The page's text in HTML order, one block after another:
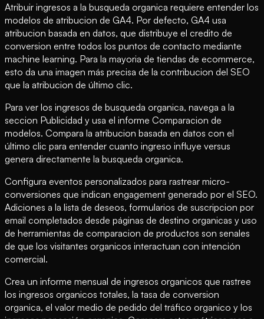
Atribuir ingresos a la busqueda organica requiere entender los
modelos de atribucion de GA4. Por defecto, GA4 usa
atribucion basada en datos, que distribuye el credito de
conversion entre todos los puntos de contacto mediante
machine learning. Para la mayoria de tiendas de ecommerce,
esto da una imagen más precisa de la contribucion del SEO
que la atribucion de último clic.
Para ver los ingresos de busqueda organica, navega a la
seccion Publicidad y usa el informe Comparacion de
modelos. Compara la atribucion basada en datos con el
último clic para entender cuanto ingreso influye versus
genera directamente la busqueda organica.
Configura eventos personalizados para rastrear micro-
conversiones que indican engagement generado por el SEO.
Adiciones a la lista de deseos, formularios de suscripcion por
email completados desde páginas de destino organicas y uso
de herramientas de comparacion de productos son senales
de que los visitantes organicos interactuan con intención
comercial.
Crea un informe mensual de ingresos organicos que rastree
los ingresos organicos totales, la tasa de conversion
organica, el valor medio de pedido del tráfico organico y los